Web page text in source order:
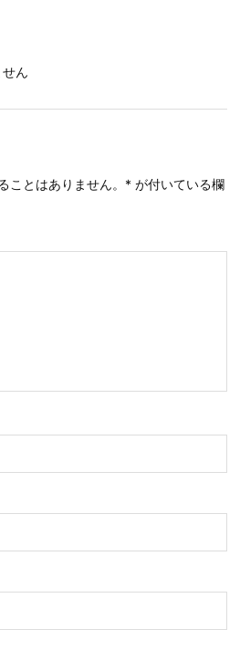
ん
ことはありません。 * が付いている欄